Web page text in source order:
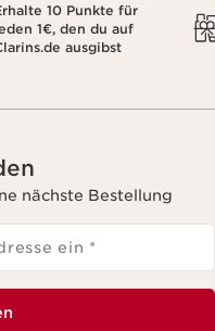
10 Punkte für
1€, den du auf
ausgibst
nächste Bestellung
ein *